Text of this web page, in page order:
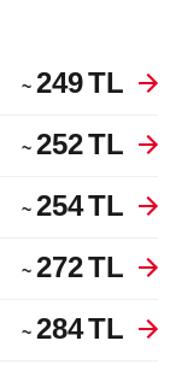
~ 249TL
~ 252TL
~ 254TL
~ 272TL
~ 284TL